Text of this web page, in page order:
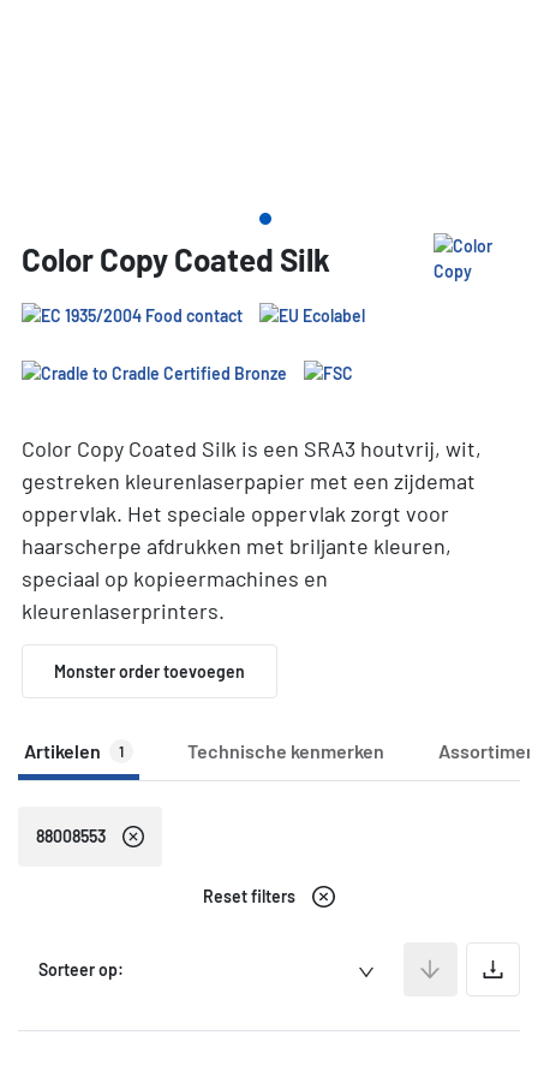
Color Copy Coated Silk
Color Copy Coated Silk is een SRA3 houtvrij, wit,
gestreken kleurenlaserpapier met een zijdemat
oppervlak. Het speciale oppervlak zorgt voor
haarscherpe afdrukken met briljante kleuren,
speciaal op kopieermachines en
kleurenlaserprinters.
Monster order toevoegen
Artikelen 1 Technische kenmerken
88008553
Reset filters
Sorteer op: